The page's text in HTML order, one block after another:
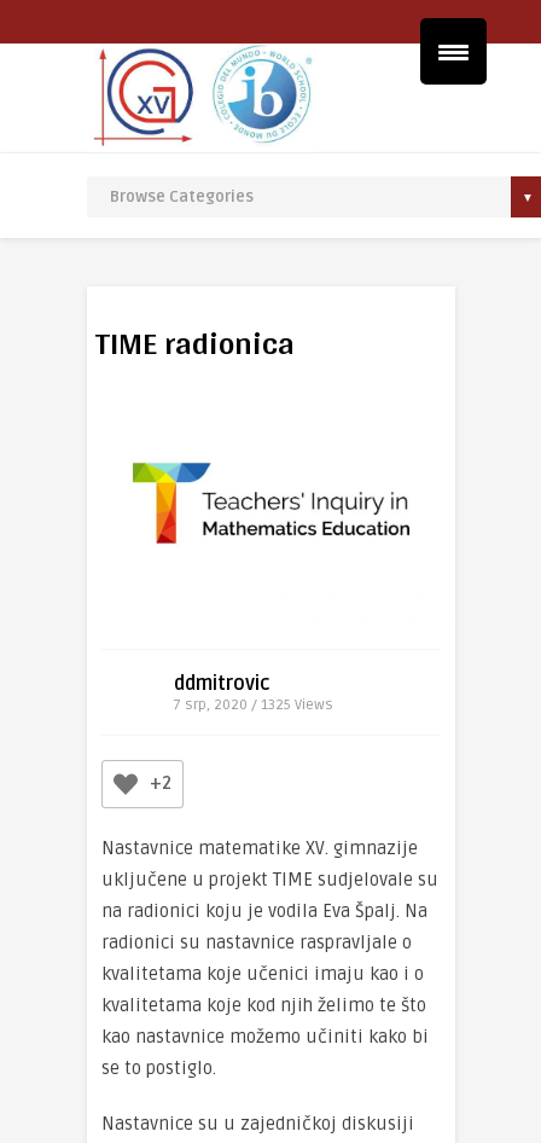
TIME radionica
ddmitrovic
7 srp, 2020 / 1325 Views
+2
Nastavnice matematike XV. gimnazije
uključene u projekt TIME sudjelovale su
na radionici koju je vodila Eva Špalj. Na
radionici su nastavnice raspravljale o
kvalitetama koje učenici imaju kao i o
kvalitetama koje kod njih želimo te što
kao nastavnice možemo učiniti kako bi
se to postiglo.
Nastavnice su u zajedničkoj diskusiji